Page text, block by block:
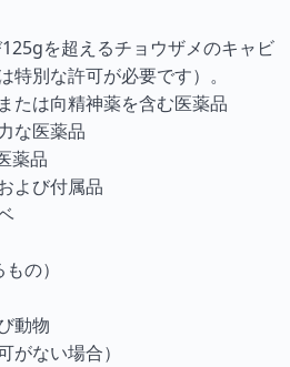
を超えるチョウザメのキャビ
特別な許可が必要です）。
たは向精神薬を含む医薬品
な医薬品
薬品
よび付属品
の）
動物
がない場合）